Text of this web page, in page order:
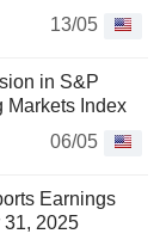
13/05
in S&P
Markets Index
06/05
Earnings
31, 2025